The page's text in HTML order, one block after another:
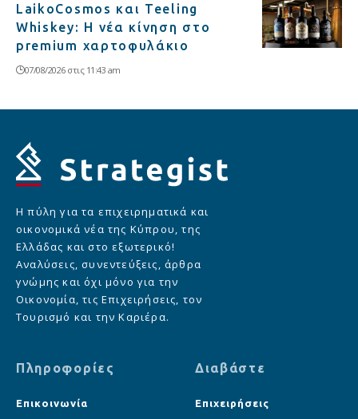
LaikoCosmos και Teeling
Whiskey: Η νέα κίνηση στο
premium χαρτοφυλάκιο
07/08/2026 στις 11:43 am
Η πύλη για τα επιχειρηματικά και
οικονομικά νέα της Κύπρου, της
Ελλάδας και στο εξωτερικό!
Αναλύσεις, συνεντεύξεις, άρθρα
γνώμης και όχι μόνο για την
Οικονομία, τις Επιχειρήσεις, τον
Τουρισμό και την Καριέρα.
Πληροφορίες
Επικοινωνία
Διαβάστε
Επιχειρήσεις